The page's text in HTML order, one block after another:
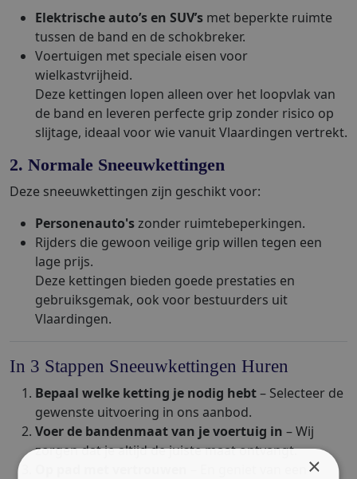
Elektrische auto’s en SUV’s met beperkte ruimte
tussen de band en de schokbreker.
Voertuigen met speciale eisen voor
wielkastvrijheid.
Deze kettingen lopen alleen over het loopvlak van
de band en leveren perfecte grip zonder risico op
slijtage, ideaal voor wie vanuit Vlaardingen vertrekt.
2. Normale Sneeuwkettingen
Deze sneeuwkettingen zijn geschikt voor:
Personenauto'szonder ruimtebeperkingen.
Rijders die gewoon veilige grip willen tegen een
lage prijs.
Deze kettingen bieden goede prestaties en
gebruiksgemak, ook voor bestuurders uit
Vlaardingen.
In 3 Stappen Sneeuwkettingen Huren
Bepaal welke ketting je nodig hebt– Selecteer de
gewenste uitvoering in ons aanbod.
Voer de bandenmaat van je voertuig in – Wij
zorgen dat je altijd de juiste maat ontvangt.
×